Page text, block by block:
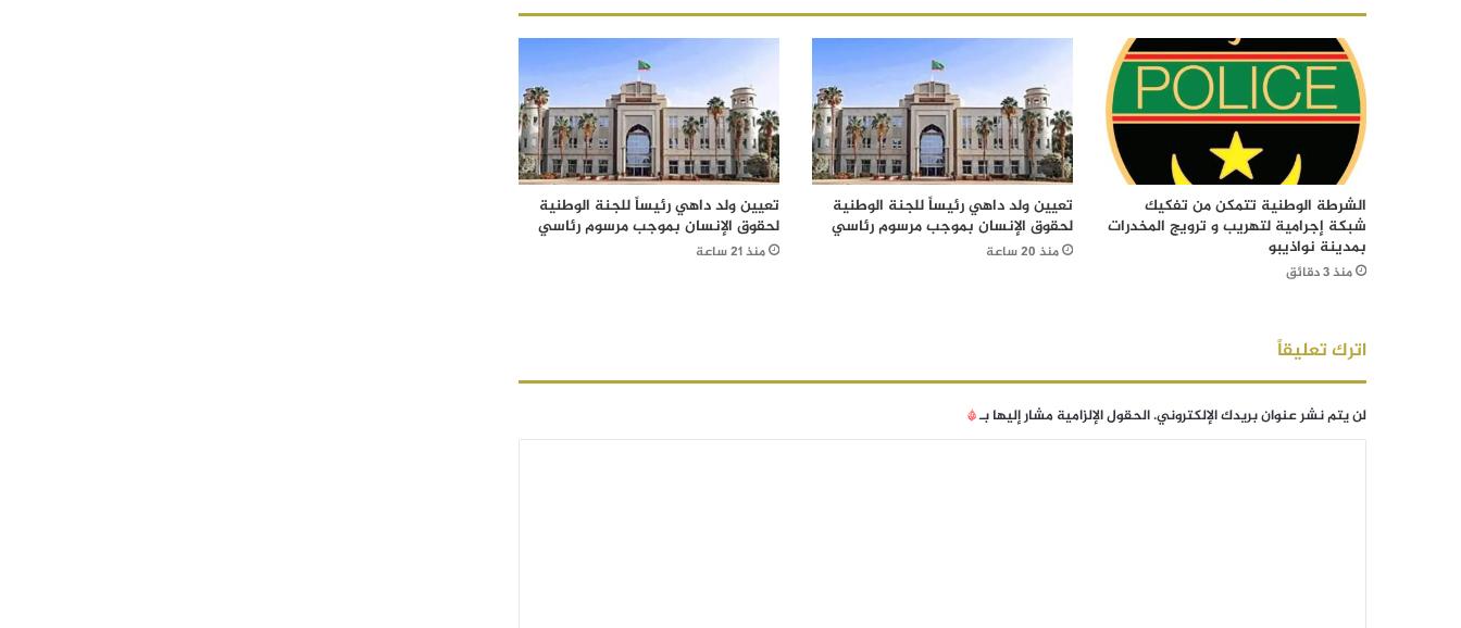
الشرطة الوطنية تتمكن من تفكيك
شبكة إجرامية لتهريب و ترويج المخدرات
بمدينة نواذيبو
منذ 3 دقائق
تعيين ولد داهي رئيساً للجنة الوطنية
لحقوق الإنسان بموجب مرسوم رئاسي
منذ 20 ساعة
تعيين ولد داهي رئيساً للجنة الوطنية
لحقوق الإنسان بموجب مرسوم رئاسي
منذ 21 ساعة
اترك تعليقاً
لن يتم نشر عنوان بريدك الإلكتروني.الحقول الإلزامية مشار إليها بـ*